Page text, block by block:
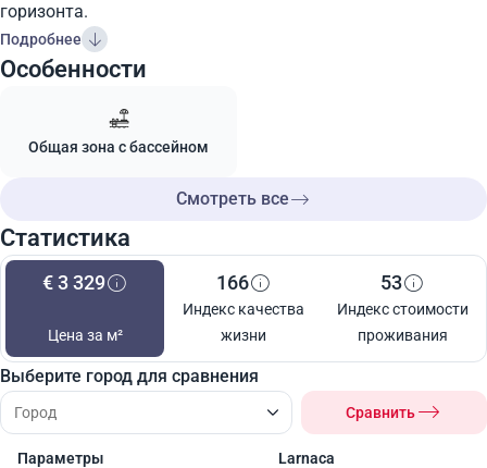
горизонта.
Подробнее
Особенности
Общая зона с бассейном
Смотреть все
Статистика
€ 3 329
Цена за м²
166
Индекс качества
жизни
53
Индекс стоимости
проживания
Выберите город для сравнения
Сравнить
Параметры Larnaca